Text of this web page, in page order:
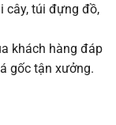
cây, túi đựng đồ,
khách hàng đáp
gốc tận xưởng.